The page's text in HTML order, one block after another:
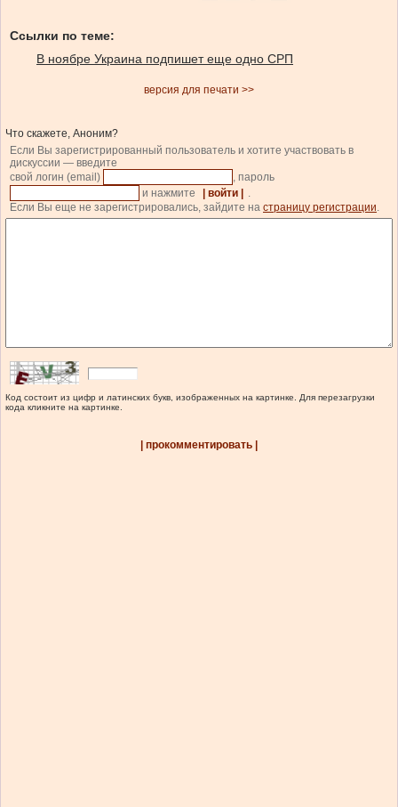
Ссылки по теме:
В ноябре Украина подпишет еще одно СРП
версия для печати >>
Что скажете, Аноним?
Если Вы зарегистрированный пользователь и хотите участвовать в
дискуссии — введите
свой логин (email)
, пароль
и нажмите
| войти |
.
Если Вы еще не зарегистрировались, зайдите на страницу регистрации.
Код состоит из цифр и латинских букв, изображенных на картинке. Для перезагрузки
кода кликните на картинке.
| прокомментировать |